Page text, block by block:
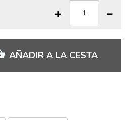
AÑADIR A LA CESTA